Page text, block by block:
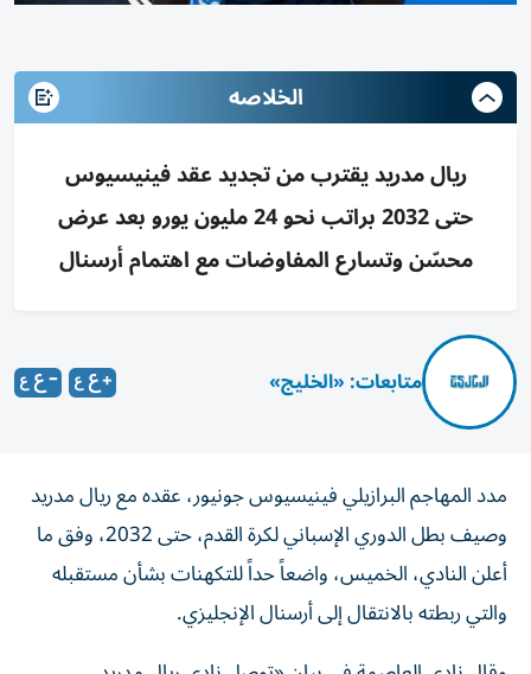
الخلاصه
ريال مدريد يقترب من تجديد عقد فينيسيوس
حتى 2032 براتب نحو 24 مليون يورو بعد عرض
محسّن وتسارع المفاوضات مع اهتمام أرسنال
متابعات: «الخليج»
مدد المهاجم البرازيلي فينيسيوس جونيور، عقده مع ريال مدريد
وصيف بطل الدوري الإسباني لكرة القدم، حتى 2032، وفق ما
أعلن النادي، الخميس، واضعاً حداً للتكهنات بشأن مستقبله
والتي ربطته بالانتقال إلى أرسنال الإنجليزي.